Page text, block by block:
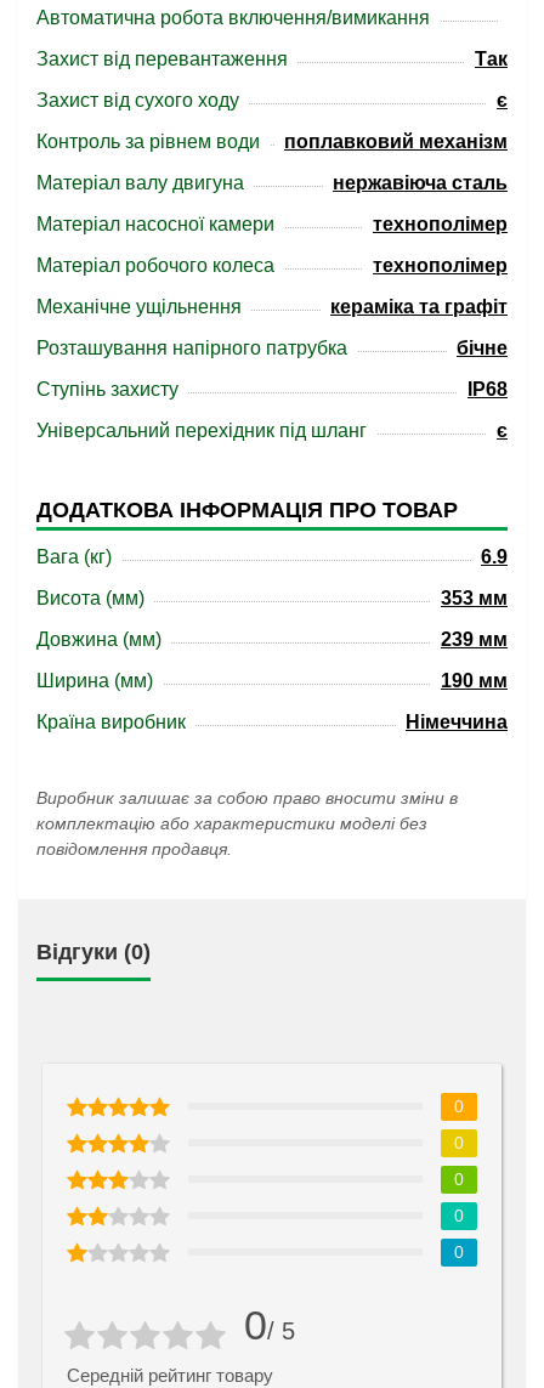
Автоматична робота включення/вимикання
Захист від перевантаження
Так
Захист від сухого ходу
є
Контроль за рівнем води
поплавковий механізм
Матеріал валу двигуна
нержавіюча сталь
Матеріал насосної камери
технополімер
Матеріал робочого колеса
технополімер
Механічне ущільнення
кераміка та графіт
Розташування напірного патрубка
бічне
Ступінь захисту
IP68
Універсальний перехідник під шланг
є
ДОДАТКОВА ІНФОРМАЦІЯ ПРО ТОВАР
Вага (кг)
6.9
Висота (мм)
353 мм
Довжина (мм)
239 мм
Ширина (мм)
190 мм
Країна виробник
Німеччина
Виробник залишає за собою право вносити зміни в
комплектацію або характеристики моделі без
повідомлення продавця.
Відгуки (0)
0/ 5
Середній рейтинг товару
0
0
0
0
0